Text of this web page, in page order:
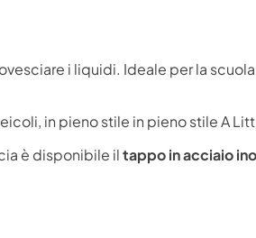
i liquidi. Ideale per la
in pieno stile in pieno stile A
è disponibile iltappo in acciaio